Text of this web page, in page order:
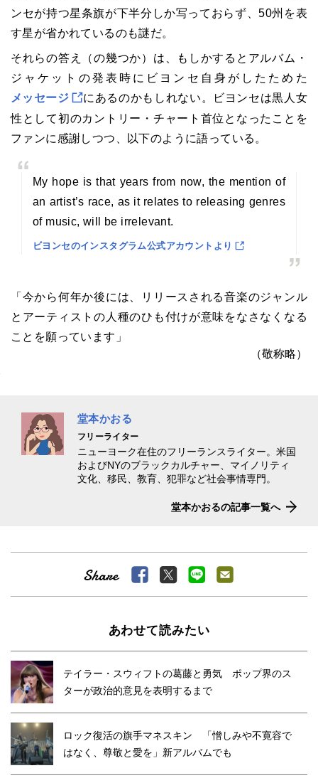
ンセが持つ星条旗が下半分しか写っておらず、50州を表
す星が省かれているのも謎だ。
それらの答え（の幾つか）は、もしかするとアルバム・
ジャケットの発表時にビヨンセ自身がしたためた
メッセージ
にあるのかもしれない。ビヨンセは黒人女
性として初のカントリー・チャート首位となったことを
ファンに感謝しつつ、以下のように語っている。
My hope is that years from now, the mention of
an artist’s race, as it relates to releasing genres
of music, will be irrelevant.
ビヨンセのインスタグラム公式アカウントより
「今から何年か後には、リリースされる音楽のジャンル
とアーティストの人種のひも付けが意味をなさなくなる
ことを願っています」
（敬称略）
堂本かおる
フリーライター
ニューヨーク在住のフリーランスライター。米国
およびNYのブラックカルチャー、マイノリティ
文化、移民、教育、犯罪など社会事情専門。
堂本かおるの記事一覧へ
あわせて読みたい
テイラー・スウィフトの葛藤と勇気 ポップ界のス
ターが政治的意見を表明するまで
ロック復活の旗手マネスキン 「憎しみや不寛容で
はなく、尊敬と愛を」新アルバムでも